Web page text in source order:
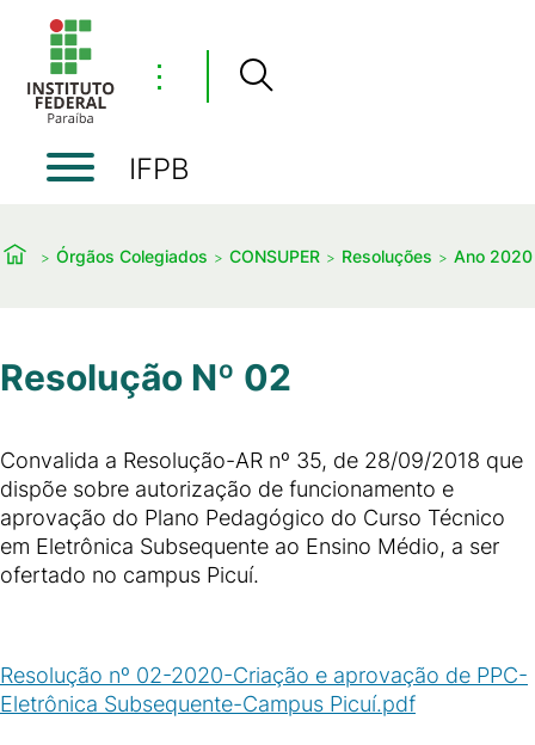
⋮
IFPB
Órgãos Colegiados CONSUPER Resoluções Ano 2020
Resolução Nº 02
Convalida a Resolução-AR nº 35, de 28/09/2018 que
dispõe sobre autorização de funcionamento e
aprovação do Plano Pedagógico do Curso Técnico
em Eletrônica Subsequente ao Ensino Médio, a ser
ofertado no campus Picuí.
Resolução nº 02-2020-Criação e aprovação de PPC-
Eletrônica Subsequente-Campus Picuí.pdf